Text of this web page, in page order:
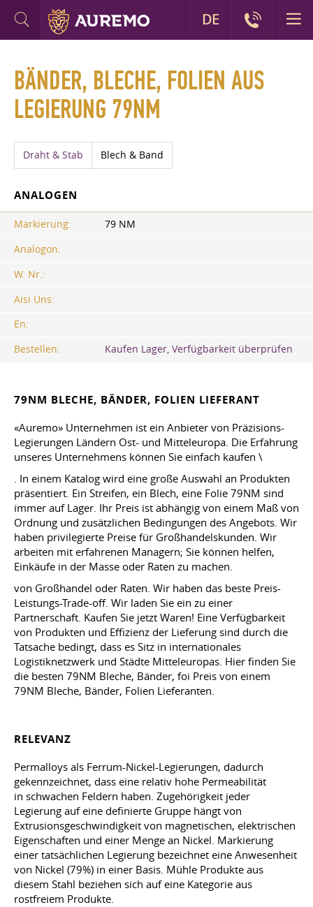
BÄNDER, BLECHE, FOLIEN AUS
LEGIERUNG 79NM
Draht & Stab Blech & Band
ANALOGEN
Markierung:
79 NM
Analogon:
W. Nr.:
Aisi Uns:
En:
Bestellen:
Kaufen Lager, Verfügbarkeit überprüfen
79NM BLECHE, BÄNDER, FOLIEN LIEFERANT
«Auremo» Unternehmen ist ein Anbieter von Präzisions-
Legierungen Ländern Ost- und Mitteleuropa. Die Erfahrung
unseres Unternehmens können Sie einfach kaufen \
. In einem Katalog wird eine große Auswahl an Produkten
präsentiert. Ein Streifen, ein Blech, eine Folie 79NM sind
immer auf Lager. Ihr Preis ist abhängig von einem Maß von
Ordnung und zusätzlichen Bedingungen des Angebots. Wir
haben privilegierte Preise für Großhandelskunden. Wir
arbeiten mit erfahrenen Managern; Sie können helfen,
Einkäufe in der Masse oder Raten zu machen.
von Großhandel oder Raten. Wir haben das beste Preis-
Leistungs-Trade-off. Wir laden Sie ein zu einer
Partnerschaft. Kaufen Sie jetzt Waren! Eine Verfügbarkeit
von Produkten und Effizienz der Lieferung sind durch die
Tatsache bedingt, dass es Sitz in internationales
Logistiknetzwerk und Städte Mitteleuropas. Hier finden Sie
die besten 79NM Bleche, Bänder, foi Preis von einem
79NM Bleche, Bänder, Folien Lieferanten.
RELEVANZ
Permalloys als Ferrum-Nickel-Legierungen, dadurch
gekennzeichnet, dass eine relativ hohe Permeabilität
in schwachen Feldern haben. Zugehörigkeit jeder
Legierung auf eine definierte Gruppe hängt von
Extrusionsgeschwindigkeit von magnetischen, elektrischen
Eigenschaften und einer Menge an Nickel. Markierung
einer tatsächlichen Legierung bezeichnet eine Anwesenheit
von Nickel (79%) in einer Basis. Mühle Produkte aus
diesem Stahl beziehen sich auf eine Kategorie aus
rostfreiem Produkte.
DE